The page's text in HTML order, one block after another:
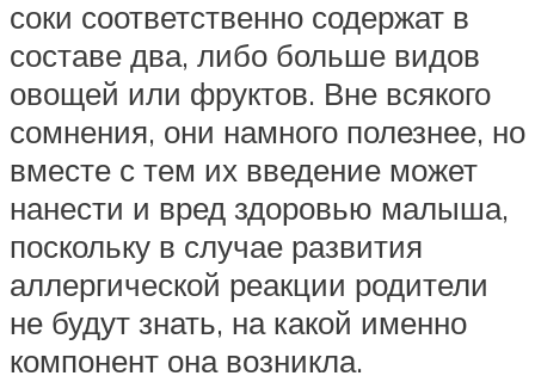
соки соответственно содержат в
составе два, либо больше видов
овощей или фруктов. Вне всякого
сомнения, они намного полезнее, но
вместе с тем их введение может
нанести и вред здоровью малыша,
поскольку в случае развития
аллергической реакции родители
не будут знать, на какой именно
компонент она возникла.